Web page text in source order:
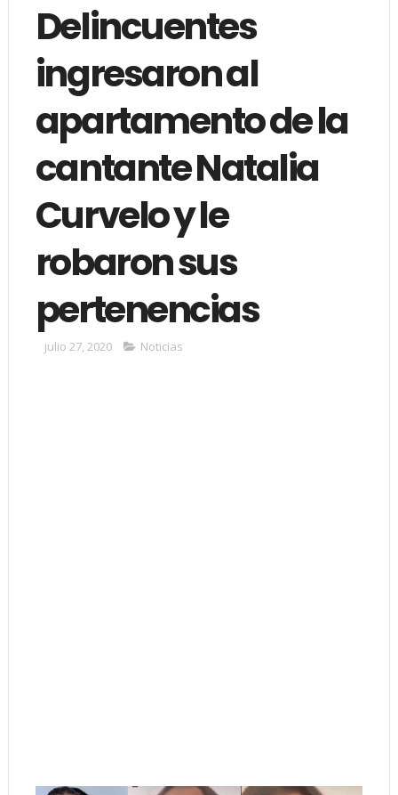
Delincuentes
ingresaron al
apartamento de la
cantante Natalia
Curvelo y le
robaron sus
pertenencias
julio 27, 2020 Noticias